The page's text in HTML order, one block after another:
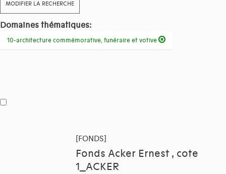
MODIFIER LA RECHERCHE
Domaines thématiques:
10-architecture commémorative, funéraire et votive
[FONDS]
Fonds Acker Ernest , cote
1_ACKER